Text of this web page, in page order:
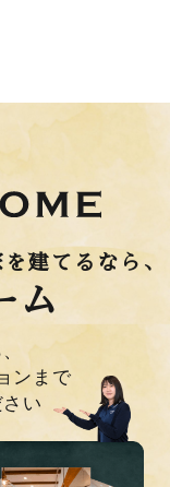
建てるなら、
ム
ンまで
い